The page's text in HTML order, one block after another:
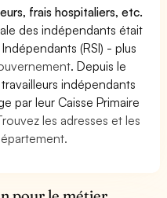
frais hospitaliers, etc.
des indépendants était
(RSI) - plus
. Depuis le
indépendants
par leur Caisse Primaire
les adresses et les